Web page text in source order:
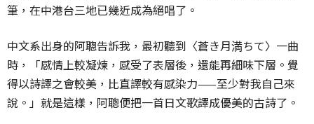
筆，在中港台三地已幾近成為絕唱了。
中文系出身的阿聰告訴我，最初聽到〈蒼き月満ちて〉一曲
時，「感情上較凝煉，感受了表層後，還能再細味下層。覺
得以詩譯之會較美，比直譯較有感染力——至少對我自己來
說。」就是這樣，阿聰便把一首日文歌譯成優美的古詩了。